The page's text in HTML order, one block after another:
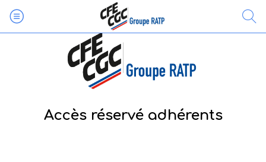
Accès réservé adhérents